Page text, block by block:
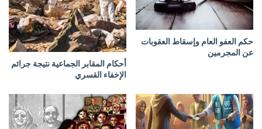
ه
ض
ب
ا
ع
ت
حكم العفو العام وإسقاط العقوبات
عن المجرمين
أحكام المقابر الجماعية نتيجة جرائم
الإخفاء القسري